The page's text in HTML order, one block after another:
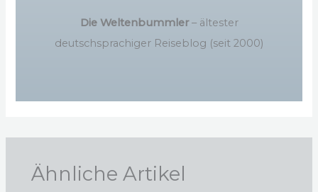
Die Weltenbummler– ältester
deutschsprachiger Reiseblog (seit 2000)
Ähnliche Artikel